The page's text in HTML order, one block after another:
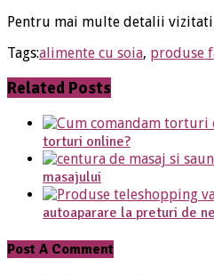
Pentru mai multe detalii
Tags:alimente cu soia, produse
Related Posts
torturi online?
masajului
autoaparare la preturi de
Post A Comment